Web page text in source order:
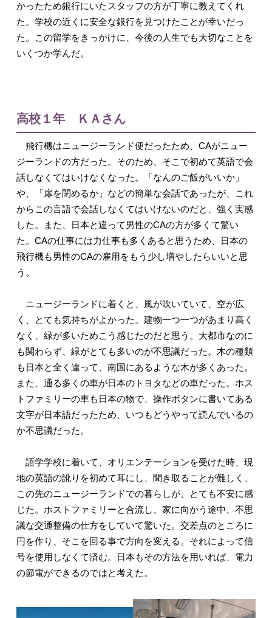
かったため銀行にいたスタッフの方が丁寧に教えてくれ
た。学校の近くに安全な銀行を見つけたことが幸いだっ
た。この留学をきっかけに、今後の人生でも大切なことを
いくつか学んだ。
高校１年 ＫＡさん
飛行機はニュージーランド便だったため、CAがニュー
ジーランドの方だった。そのため、そこで初めて英語で会
話しなくてはいけなくなった。「なんのご飯がいいか」
や、「扉を閉めるか」などの簡単な会話であったが、これ
からこの言語で会話しなくてはいけないのだと、強く実感
した。また、日本と違って男性のCAの方が多くて驚い
た。CAの仕事には力仕事も多くあると思うため、日本の
飛行機も男性のCAの雇用をもう少し増やしたらいいと思
う。
ニュージーランドに着くと、風が吹いていて、空が広
く、とても気持ちがよかった。建物一つ一つがあまり高く
なく、緑が多いためこう感じたのだと思う。大都市なのに
も関わらず、緑がとても多いのが不思議だった。木の種類
も日本と全く違って、南国にあるような木が多くあった。
また、通る多くの車が日本のトヨタなどの車だった。ホス
トファミリーの車も日本の物で、操作ボタンに書いてある
文字が日本語だったため、いつもどうやって読んでいるの
か不思議だった。
語学学校に着いて、オリエンテーションを受けた時、現
地の英語の訛りを初めて耳にし、聞き取ることが難しく、
この先のニュージーランドでの暮らしが、とても不安に感
じた。ホストファミリーと合流し、家に向かう途中、不思
議な交通整備の仕方をしていて驚いた。交差点のところに
円を作り、そこを回る事で方向を変える。それによって信
号を使用しなくて済む。日本もその方法を用いれば、電力
の節電ができるのではと考えた。